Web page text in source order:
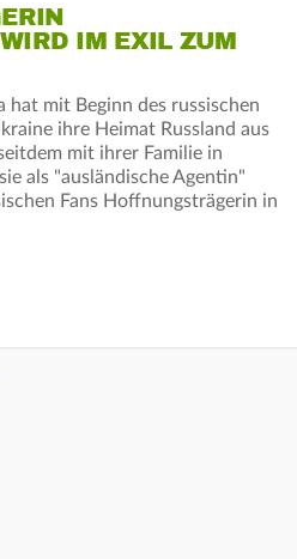
IM EXIL ZUM
hat mit Beginn des russischen
ihre Heimat Russland aus
mit ihrer Familie in
als "ausländische Agentin"
Fans Hoffnungsträgerin in